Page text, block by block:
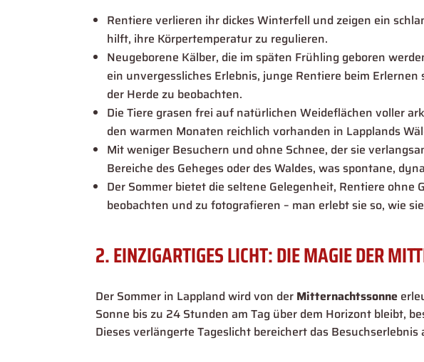
Rentiere verlieren ihr dickes Winterfell und zeigen ein
hilft, ihre Körpertemperatur zu regulieren.
Neugeborene Kälber, die im späten Frühling geboren
ein unvergessliches Erlebnis, junge Rentiere beim
der Herde zu beobachten.
Die Tiere grasen frei auf natürlichen Weideflächen voller
den warmen Monaten reichlich vorhanden in Lapplands
Mit weniger Besuchern und ohne Schnee, der sie
Bereiche des Geheges oder des Waldes, was spontane,
Der Sommer bietet die seltene Gelegenheit, Rentiere ohne
beobachten und zu fotografieren – man erlebt sie so, wie
2. EINZIGARTIGES LICHT: DIE MAGIE DER
Der Sommer in Lappland wird von der Mitternachtssonne
Sonne bis zu 24 Stunden am Tag über dem Horizont bleibt,
Dieses verlängerte Tageslicht bereichert das